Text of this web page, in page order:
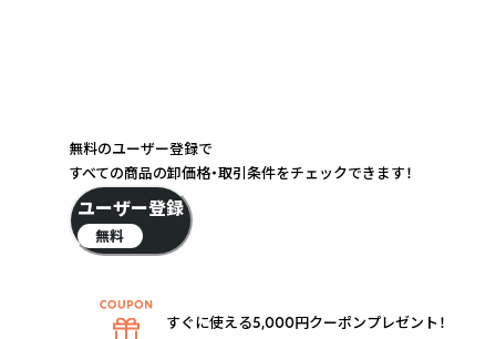
無料のユーザー登録で
すべての商品の卸価格・取引条件をチェックできます！
ユーザー登録
無料
すぐに使える5,000円クーポンプレゼント！